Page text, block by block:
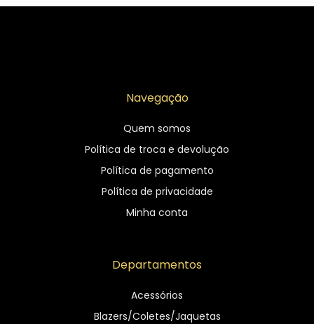
Navegação
Quem somos
Política de troca e devolução
Política de pagamento
Política de privacidade
Minha conta
Departamentos
Acessórios
Blazers/Coletes/Jaquetas